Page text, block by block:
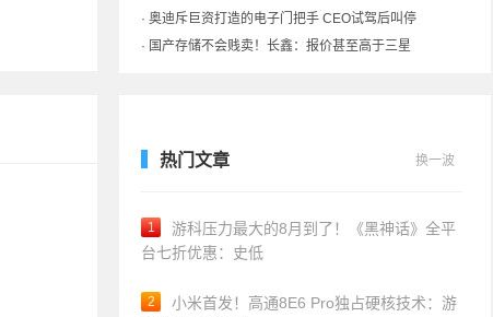
· 奥迪斥巨资打造的电子门把手 CEO试驾后叫停
· 国产存储不会贱卖！长鑫：报价甚至高于三星
热门文章 换一波
1
游科压力最大的8月到了！《黑神话》全平
台七折优惠：史低
2
小米首发！高通8E6 Pro独占硬核技术：游